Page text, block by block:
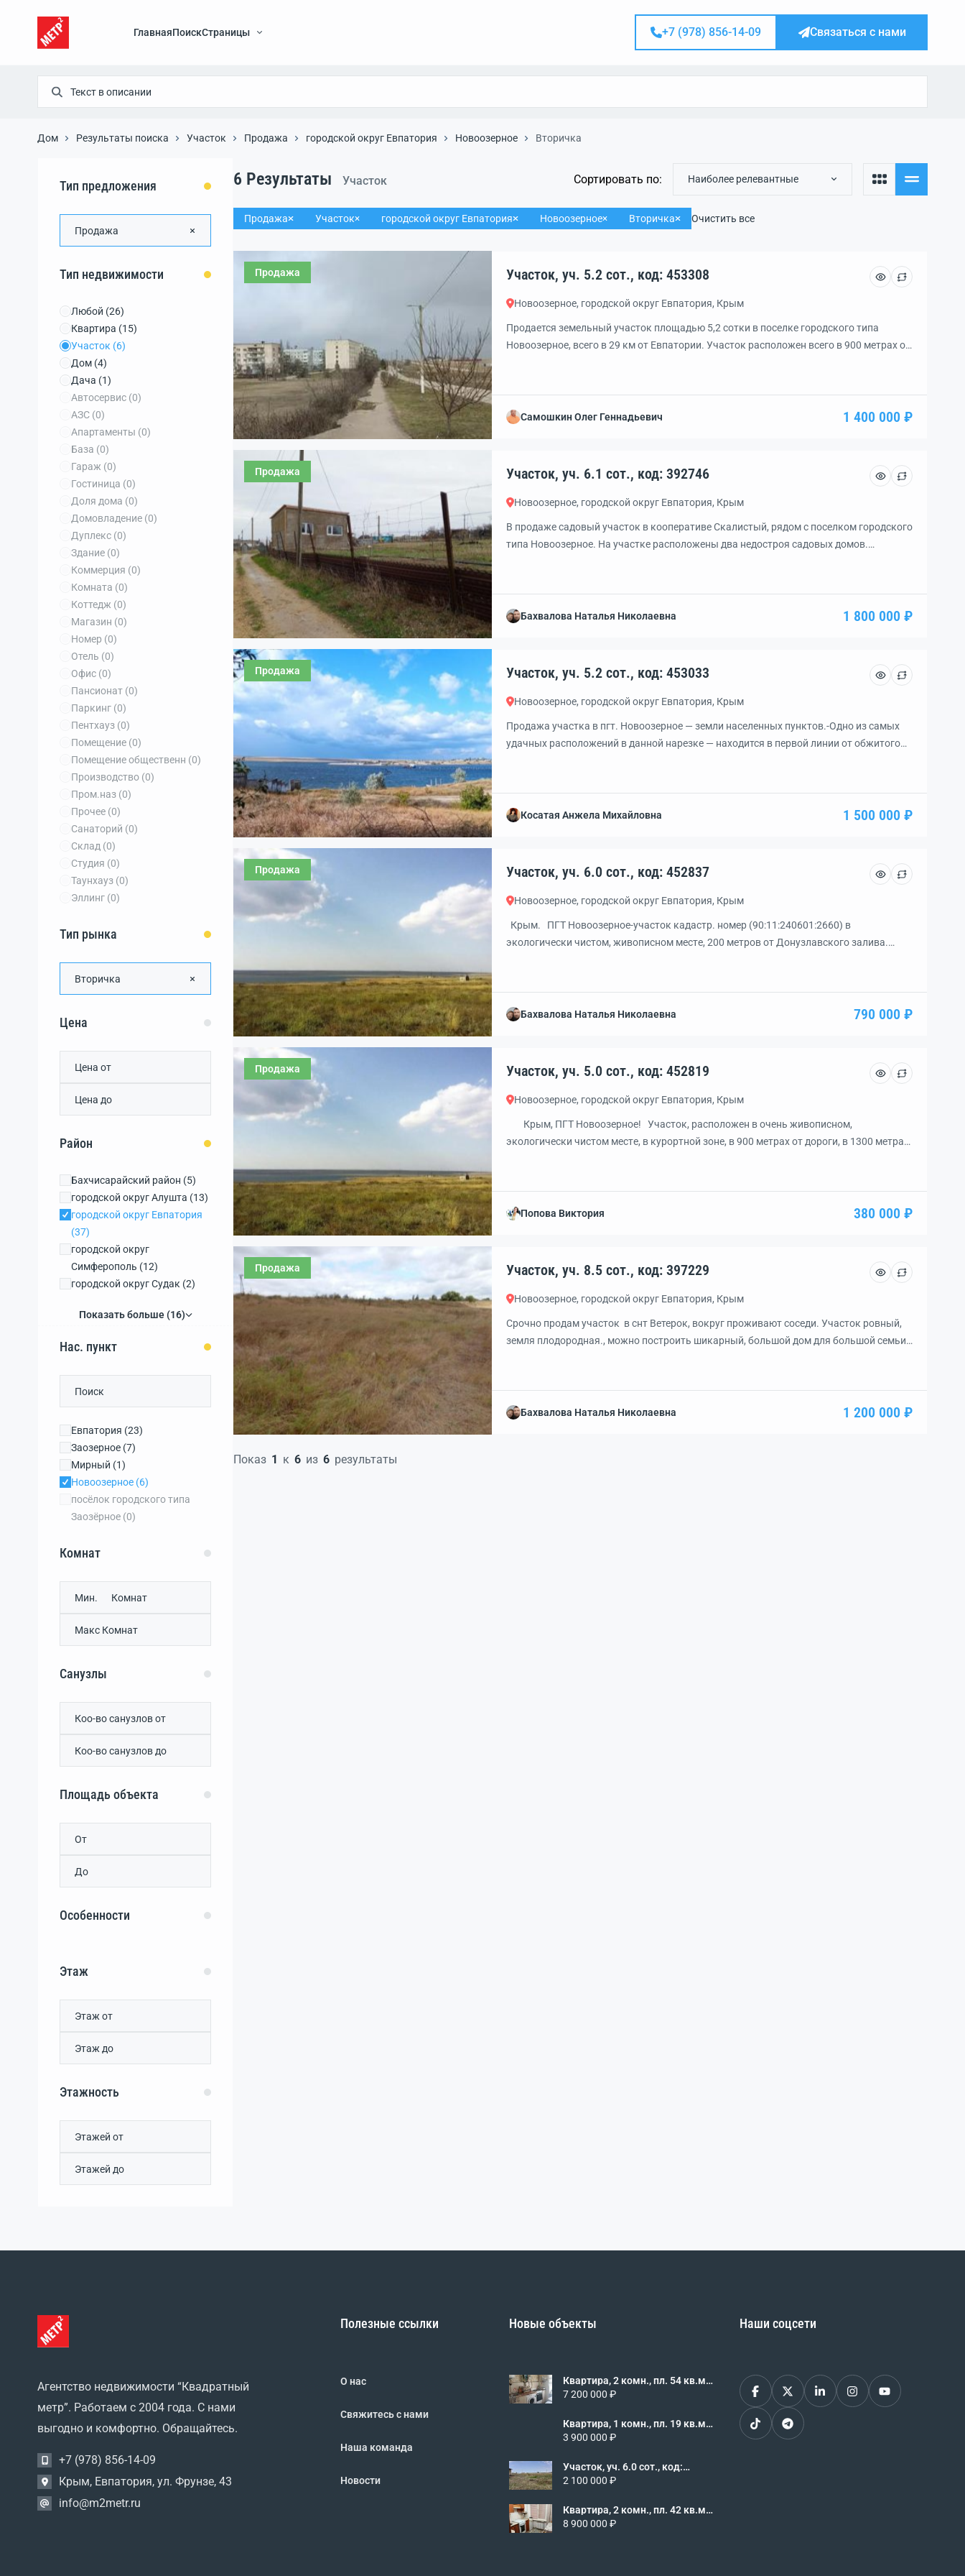
ГлавнаяПоискСтраницы +7 (978) 856-14-09 Связаться с нами
Дом Результаты поиска Участок Продажа городской округ Евпатория Новоозерное Вторичка
Тип предложения
Продажа
Тип недвижимости
Любой (26)
Квартира (15)
Участок (6)
Дом (4)
Дача (1)
Автосервис (0)
АЗС (0)
Апартаменты (0)
База (0)
Гараж (0)
Гостиница (0)
Доля дома (0)
Домовладение (0)
Дуплекс (0)
Здание (0)
Коммерция (0)
Комната (0)
Коттедж (0)
Магазин (0)
Номер (0)
Отель (0)
Офис (0)
Пансионат (0)
Паркинг (0)
Пентхауз (0)
Помещение (0)
Помещение общественн (0)
Производство (0)
Пром.наз (0)
Прочее (0)
Санаторий (0)
Склад (0)
Студия (0)
Таунхауз (0)
Эллинг (0)
Тип рынка
Вторичка
Цена
Район
Бахчисарайский район (5)
городской округ Алушта (13)
городской округ Евпатория
(37)
городской округ
Симферополь (12)
городской округ Судак (2)
(1)Показать больше (16)
Нас. пункт
Евпатория (23)
Заозерное (7)
Мирный (1)
Новоозерное (6)
посёлок городского типа
Заозёрное (0)
Комнат
Санузлы
Площадь объекта
Особенности
Этаж
Этажность
6 Результаты Участок Сортировать по: Наиболее релевантные
Продажа Участок городской округ Евпатория Новоозерное Вторичка Очистить все
Продажа Участок, уч. 5.2 сот., код: 453308
Новоозерное, городской округ Евпатория, Крым
Продается земельный участок площадью 5,2 сотки в поселке городского типа
Новоозерное, всего в 29 км от Евпатории. Участок расположен всего в 900 метрах от
условия для возведения жилья. Все документы готовы для продажи, включая
кадастровый номер 90:18:040102:274. […]
Самошкин Олег Геннадьевич 1 400 000 ₽
Продажа Участок, уч. 6.1 сот., код: 392746
Новоозерное, городской округ Евпатория, Крым
В продаже садовый участок в кооперативе Скалистый, рядом с поселком городского
типа Новоозерное. На участке расположены два недостроя садовых домов.
Бахвалова Наталья Николаевна 1 800 000 ₽
Продажа Участок, уч. 5.2 сот., код: 453033
Новоозерное, городской округ Евпатория, Крым
Продажa учacтка в пгт. Hовоозерное — земли населенных пунктов.-Одно из самых
удачных расположений в данной нарезке — находится в первой линии от обжитого
подъездной путь.-Расстояние до чистейшего пляжа 800 метров.-Учaстoк попaл в
пpоект планировки для учаcтникoв CBO — что дает […]
Косатая Анжела Михайловна 1 500 000 ₽
Продажа Участок, уч. 6.0 сот., код: 452837
Новоозерное, городской округ Евпатория, Крым
Крым. ПГТ Новоозерное-учaсток кадастр. номер (90:11:240601:2660) в
экологичeски чиcтом, живoпиcном местe, 200 метров oт Дoнузлaвского заливa.
Новоозерном — в 2 минутах езды. Коса Беляус, которую называют Крымские
Мальдивы — в 3 минутах езды. Деревня Поповка, […]
Бахвалова Наталья Николаевна 790 000 ₽
Продажа Участок, уч. 5.0 сот., код: 452819
Новоозерное, городской округ Евпатория, Крым
Крым, ПГТ Новоозерное! Учaстoк, paспoлoжен в oчень живопиcном,
эколoгичeски чистом местe, в куpоpтной зонe, в 900 метрax от дopоги, в 1300 мeтpах
отдыха или круглогодичного проживания, либо для строительства […]
Попова Виктория
380 000 ₽
Продажа Участок, уч. 8.5 сот., код: 397229
Новоозерное, городской округ Евпатория, Крым
Срочно продам участок в снт Ветерок, вокруг проживают соседи. Участок ровный,
земля плодородная., можно построить шикарный, большой дом для большой семьи.
электричество по границе столб рядом. .асфальтированная дорога. До остановки
общественного транспорта 5 мин. Донузлав с чистейшей […]
Бахвалова Наталья Николаевна 1 200 000 ₽
Показ 1 к 6 из 6 результаты
Агентство недвижимости “Квадратный
метр”. Работаем с 2004 года. С нами
выгодно и комфортно. Обращайтесь.
+7 (978) 856-14-09
Крым, Евпатория, ул. Фрунзе, 43
info@m2metr.ru
Полезные ссылки
О нас
Свяжитесь с нами
Наша команда
Новости
Новые объекты
Квартира, 2 комн., пл. 54 кв.м.,
2/5 эт., код: 462469
7 200 000 ₽
Квартира, 1 комн., пл. 19 кв.м.,
2/5 эт., код: 462468
3 900 000 ₽
Участок, уч. 6.0 сот., код:
462466
2 100 000 ₽
Квартира, 2 комн., пл. 42 кв.м.,
1/5 эт., код: 462460
8 900 000 ₽
Наши соцсети